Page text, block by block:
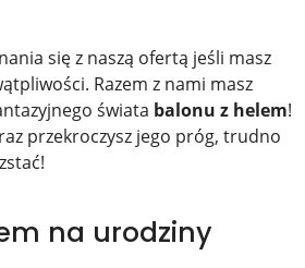
się z naszą ofertą jeśli masz
Razem z nami masz
świata balonu z helem!
przekroczysz jego próg, trudno
na urodziny